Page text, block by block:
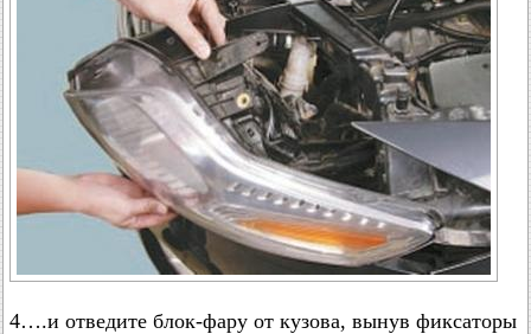
4….и отведите блок-фару от кузова, вынув фиксаторы